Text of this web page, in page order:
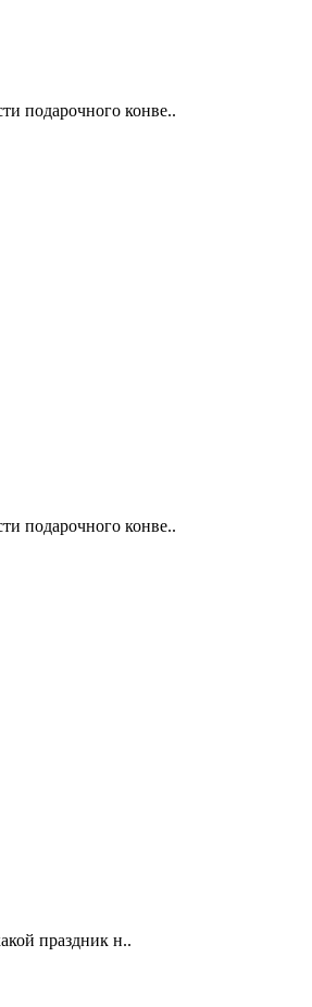
подарочного конве..
подарочного конве..
праздник н..